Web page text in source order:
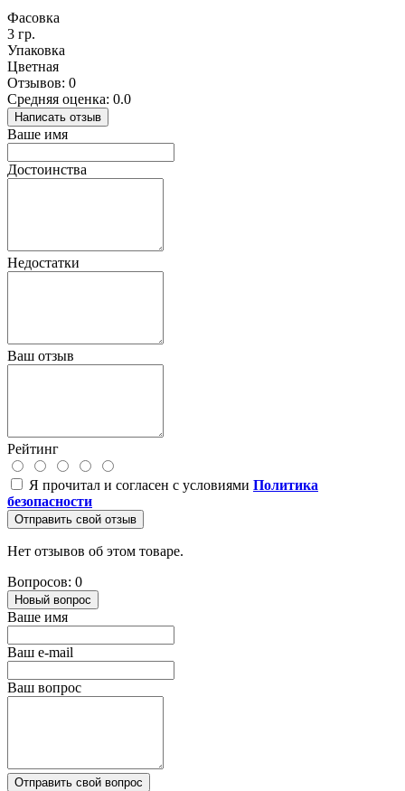
Фасовка
3 гр.
Упаковка
Цветная
Отзывов: 0
Средняя оценка: 0.0
Написать отзыв
Ваше имя
Достоинства
Недостатки
Ваш отзыв
Рейтинг
Я прочитал и согласен с условиями Политика
безопасности
Отправить свой отзыв
Нет отзывов об этом товаре.
Вопросов: 0
Новый вопрос
Ваше имя
Ваш e-mail
Ваш вопрос
Отправить свой вопрос